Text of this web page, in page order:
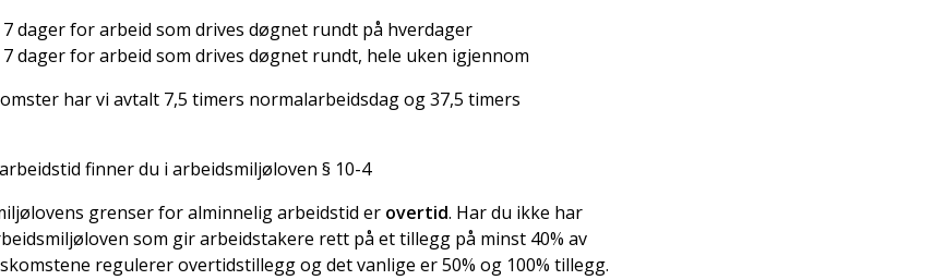
dager for arbeid som drives døgnet rundt på hverdager
dager for arbeid som drives døgnet rundt, hele uken igjennom
har vi avtalt 7,5 timers normalarbeidsdag og 37,5 timers
finner du i arbeidsmiljøloven § 10-4
grenser for alminnelig arbeidstid er overtid. Har du ikke har
som gir arbeidstakere rett på et tillegg på minst 40% av
regulerer overtidstillegg og det vanlige er 50% og 100% tillegg.